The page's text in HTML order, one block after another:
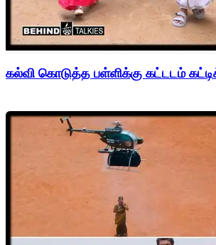
கல்வி கொடுத்த பள்ளிக்கு கட்டடம்